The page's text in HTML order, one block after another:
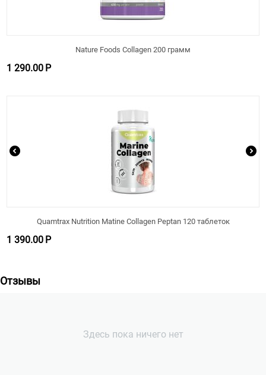
Nature Foods Collagen 200 грамм
1 290.00 Р
Quamtrax Nutrition Matine Collagen Peptan 120 таблеток
1 390.00 Р
Отзывы
Здесь пока ничего нет